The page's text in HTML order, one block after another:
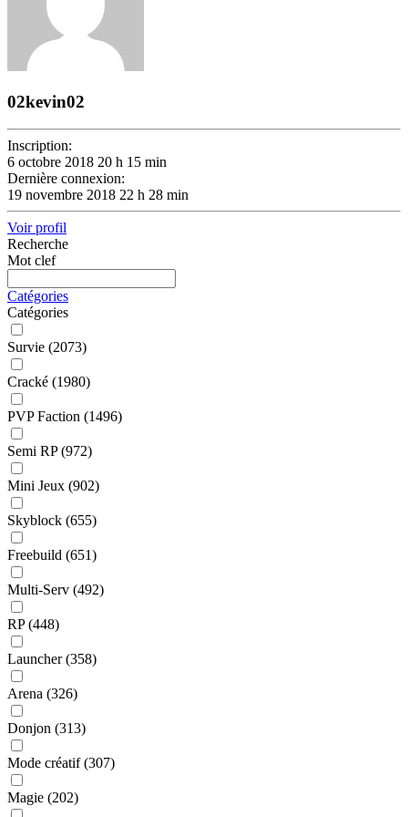
02kevin02
Inscription:
6 octobre 2018 20 h 15 min
Dernière connexion:
19 novembre 2018 22 h 28 min
Voir profil
Recherche
Mot clef
Catégories
Catégories
Survie (2073)
Cracké (1980)
PVP Faction (1496)
Semi RP(972)
Mini Jeux (902)
Skyblock (655)
Freebuild (651)
Multi-Serv (492)
RP(448)
Launcher(358)
Arena (326)
Donjon (313)
Mode créatif(307)
Magie (202)